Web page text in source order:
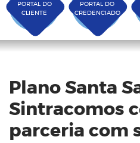
PORTAL DO
CLIENTE
PORTAL DO
CREDENCIADO
Blog
Plano Santa
Sintracomos
parceria com